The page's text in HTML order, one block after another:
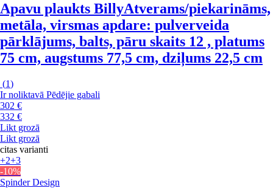
Apavu plaukts BillyAtverams/piekarināms,
metāla, virsmas apdare: pulverveida
pārklājums, balts, pāru skaits 12 , platums
75 cm, augstums 77,5 cm, dziļums 22,5 cm
(1)
Ir noliktavā Pēdējie gabali
302 €
332 €
Likt grozā
Likt grozā
citas varianti
+2+3
-10%
Spinder Design